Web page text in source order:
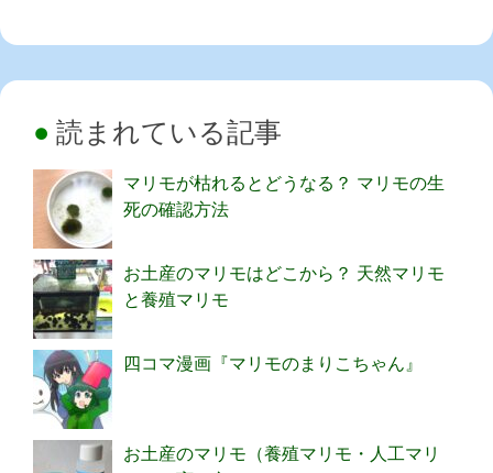
読まれている記事
マリモが枯れるとどうなる？ マリモの生
死の確認方法
お土産のマリモはどこから？ 天然マリモ
と養殖マリモ
四コマ漫画『マリモのまりこちゃん』
お土産のマリモ（養殖マリモ・人工マリ